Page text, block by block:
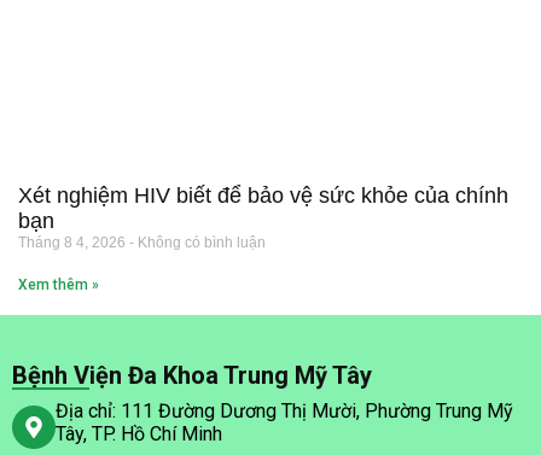
Xét nghiệm HIV biết để bảo vệ sức khỏe của chính
bạn
Tháng 8 4, 2026 Không có bình luận
Xem thêm »
Bệnh Viện Đa Khoa Trung Mỹ Tây
Địa chỉ: 111 Đường Dương Thị Mười, Phường Trung Mỹ
Tây, TP. Hồ Chí Minh